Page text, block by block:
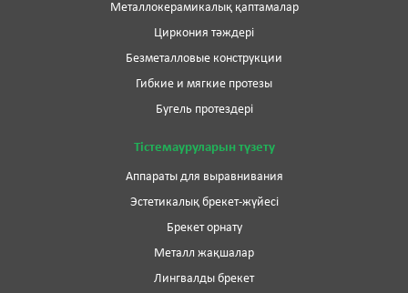
Металлокерамикалық қаптамалар
Циркония тәждері
Безметалловые конструкции
Гибкие и мягкие протезы
Бугель протездері
Тістемауруларын түзету
Аппараты для выравнивания
Эстетикалық брекет-жүйесі
Брекет орнату
Металл жақшалар
Лингвалды брекет